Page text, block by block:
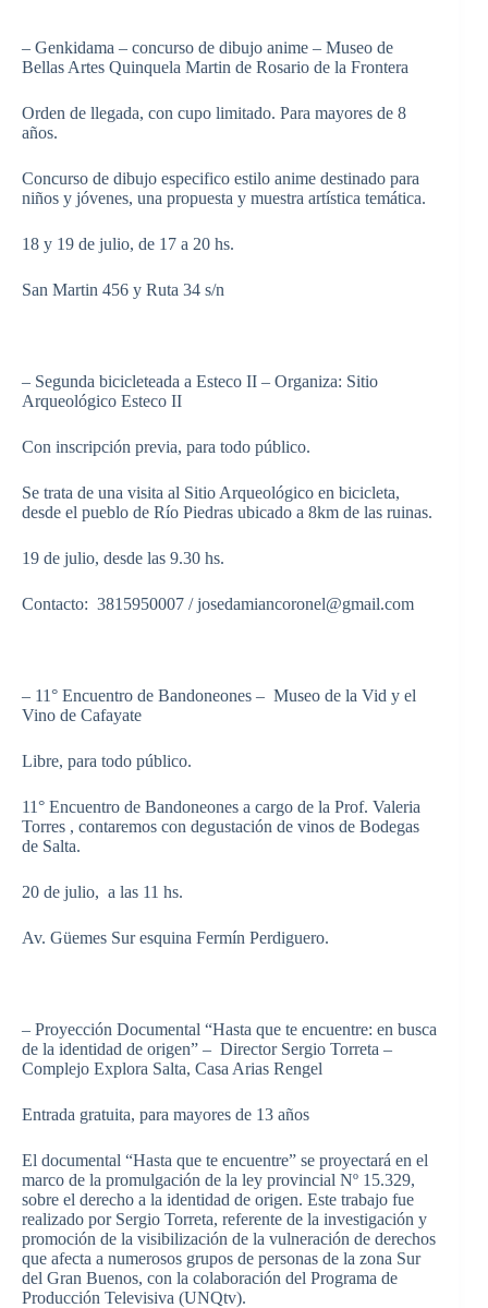
– Genkidama – concurso de dibujo anime – Museo de
Bellas Artes Quinquela Martin de Rosario de la Frontera
Orden de llegada, con cupo limitado. Para mayores de 8
años.
Concurso de dibujo especifico estilo anime destinado para
niños y jóvenes, una propuesta y muestra artística temática.
18 y 19 de julio, de 17 a 20 hs.
San Martin 456 y Ruta 34 s/n
– Segunda bicicleteada a Esteco II – Organiza: Sitio
Arqueológico Esteco II
Con inscripción previa, para todo público.
Se trata de una visita al Sitio Arqueológico en bicicleta,
desde el pueblo de Río Piedras ubicado a 8km de las ruinas.
19 de julio, desde las 9.30 hs.
Contacto: 3815950007 / josedamiancoronel@gmail.com
– 11° Encuentro de Bandoneones – Museo de la Vid y el
Vino de Cafayate
Libre, para todo público.
11° Encuentro de Bandoneones a cargo de la Prof. Valeria
Torres , contaremos con degustación de vinos de Bodegas
de Salta.
20 de julio, a las 11 hs.
Av. Güemes Sur esquina Fermín Perdiguero.
– Proyección Documental “Hasta que te encuentre: en busca
de la identidad de origen” – Director Sergio Torreta –
Complejo Explora Salta, Casa Arias Rengel
Entrada gratuita, para mayores de 13 años
El documental “Hasta que te encuentre” se proyectará en el
marco de la promulgación de la ley provincial Nº 15.329,
sobre el derecho a la identidad de origen. Este trabajo fue
realizado por Sergio Torreta, referente de la investigación y
promoción de la visibilización de la vulneración de derechos
que afecta a numerosos grupos de personas de la zona Sur
del Gran Buenos, con la colaboración del Programa de
Producción Televisiva (UNQtv).